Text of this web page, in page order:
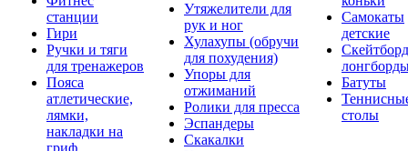
станции
Гири
Ручки и тяги
для тренажеров
Пояса
атлетические,
лямки,
накладки на
гриф
Утяжелители для
рук и ног
Хулахупы (обручи
для похудения)
Упоры для
отжиманий
Ролики для пресса
Эспандеры
Скакалки
Самокаты
детские
Батуты
столы